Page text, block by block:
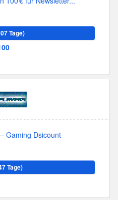
Tage)
Gaming Dsicount
Tage)